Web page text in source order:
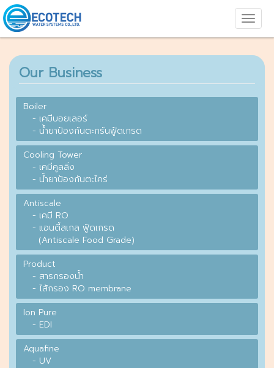
Our Business
Boiler
- เคมีบอยเลอร์
- น้ำยาป้องกันตะกรันฟู้ดเกรด
Cooling Tower
- เคมีคูลลิ่ง
- น้ำยาป้องกันตะไคร่
Antiscale
- เคมี RO
- แอนตี้สเกล ฟู้ดเกรด
(Antiscale Food Grade)
Product
- สารกรองน้ำ
- ไส้กรอง RO membrane
Ion Pure
- EDI
Aquafine
- UV